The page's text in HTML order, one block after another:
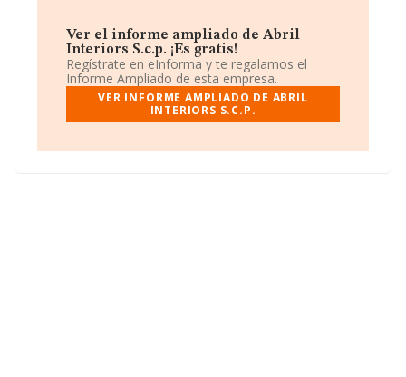
Ver el informe ampliado de Abril
Interiors S.c.p. ¡Es gratis!
Regístrate en eInforma y te regalamos el
Informe Ampliado de esta empresa.
VER INFORME AMPLIADO DE ABRIL
INTERIORS S.C.P.